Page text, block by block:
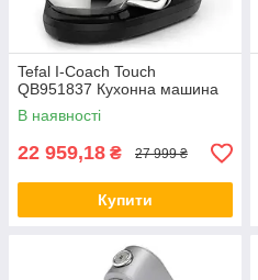
Tefal I-Coach Touch
QB951837 Кухонна машина
В наявності
22 959,18 ₴ 27 999 ₴
Купити